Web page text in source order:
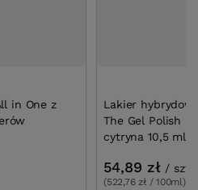
in One z
Lakier
The Gel Polish
cytryna 10,5 ml
54,89 zł / szt.
(522,76 zł / 100ml)